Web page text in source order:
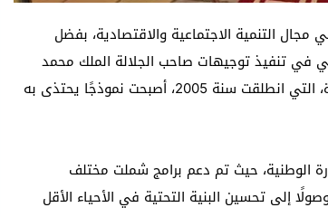
التنمية الاجتماعية والاقتصادية، بفضل
في تنفيذ توجيهات صاحب الجلالة الملك محمد
السادس ضمن المبادرة الوطنية للتنمية البشرية. هذه المبادرة، التي انطلقت سنة 2005، أصبحت نموذجًا يحتذى به
الوطنية، حيث تم دعم برامج شملت مختلف
إلى تحسين البنية التحتية في الأحياء الأقل